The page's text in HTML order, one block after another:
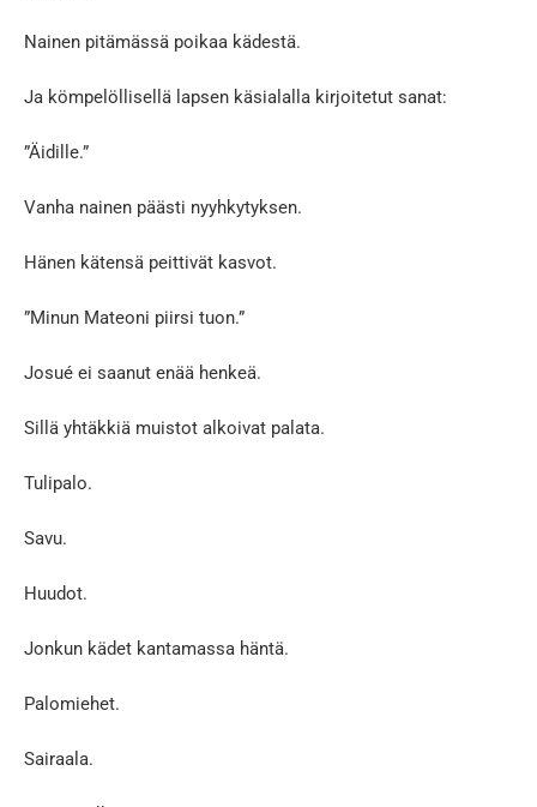
Nainen pitämässä poikaa kädestä.
Ja kömpelöllisellä lapsen käsialalla kirjoitetut sanat:
”Äidille.”
Vanha nainen päästi nyyhkytyksen.
Hänen kätensä peittivät kasvot.
”Minun Mateoni piirsi tuon.”
Josué ei saanut enää henkeä.
Sillä yhtäkkiä muistot alkoivat palata.
Tulipalo.
Savu.
Huudot.
Jonkun kädet kantamassa häntä.
Palomiehet.
Sairaala.